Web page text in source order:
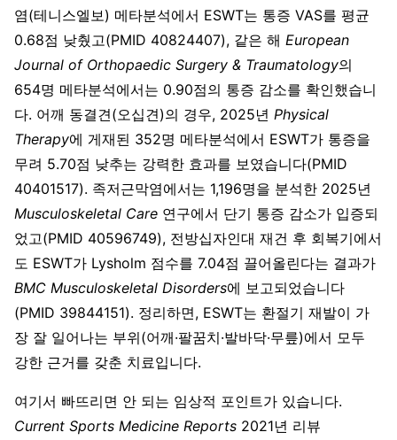
염(테니스엘보) 메타분석에서 ESWT는 통증 VAS를 평균
0.68점 낮췄고(PMID 40824407), 같은 해 European
Journal of Orthopaedic Surgery & Traumatology의
654명 메타분석에서는 0.90점의 통증 감소를 확인했습니
다. 어깨 동결견(오십견)의 경우, 2025년 Physical
Therapy에 게재된 352명 메타분석에서 ESWT가 통증을
무려 5.70점 낮추는 강력한 효과를 보였습니다(PMID
40401517). 족저근막염에서는 1,196명을 분석한 2025년
Musculoskeletal Care 연구에서 단기 통증 감소가 입증되
었고(PMID 40596749), 전방십자인대 재건 후 회복기에서
도 ESWT가 Lysholm 점수를 7.04점 끌어올린다는 결과가
BMC Musculoskeletal Disorders에 보고되었습니다
(PMID 39844151). 정리하면, ESWT는 환절기 재발이 가
장 잘 일어나는 부위(어깨·팔꿈치·발바닥·무릎)에서 모두
강한 근거를 갖춘 치료입니다.
여기서 빠뜨리면 안 되는 임상적 포인트가 있습니다.
Current Sports Medicine Reports 2021년 리뷰